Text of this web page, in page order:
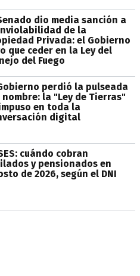
dio media sanción a
de la
Privada: el Gobierno
que ceder en la Ley del
del Fuego
perdió la pulseada
nombre: la "Ley de Tierras"
en toda la
digital
cuándo cobran
y pensionados en
de 2026, según el DNI